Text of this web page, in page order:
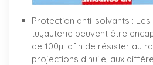
Protection anti-solvants :
tuyauterie peuvent être
de 100µ, afin de résister au
projections d’huile, aux